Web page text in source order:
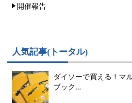
開催報告
人気記事(トータル)
ダイソーで買える！マ
ブック...